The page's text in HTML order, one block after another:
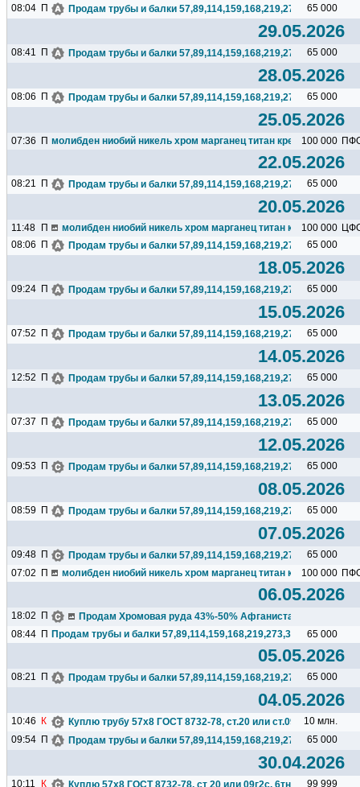
08:04 П Продам трубы и балки 65 000
29.05.2026
08:41 П Продам трубы и балки 65 000
28.05.2026
08:06 П Продам трубы и балки 65 000
25.05.2026
07:36 П молибден ниобий никель хром марганец титан кремний чугун
100 000
22.05.2026
08:21 П Продам трубы и балки 65 000
20.05.2026
11:48 П молибден ниобий никель хром марганец титан кремний чугун
100 000
08:06
П Продам трубы и балки 65 000
18.05.2026
09:24 П Продам трубы и балки 65 000
15.05.2026
07:52 П Продам трубы и балки 65 000
14.05.2026
12:52 П Продам трубы и балки 65 000
13.05.2026
07:37 П Продам трубы и балки 65 000
12.05.2026
09:53 П Продам трубы и балки 65 000
08.05.2026
08:59 П Продам трубы и балки 65 000
07.05.2026
09:48 П Продам трубы и балки
65 000
07:02
П молибден ниобий никель хром марганец титан кремний чугун
100 000
06.05.2026
18:02 П
Продам Хромовая руда 43%-50% Афганистан), 10 000 т/
08:44 П Продам трубы и балки 57,89,114,159,168,219,273,325,377,426...
65 000
05.05.2026
08:21 П Продам трубы и балки 65 000
04.05.2026
10:46 К Куплю трубу 57х8 ГОСТ 8732-78, ст.20 или ст.09г2с, 6тн...
10 млн.
09:54 П Продам трубы и балки 65 000
30.04.2026
10:11 К 99 999